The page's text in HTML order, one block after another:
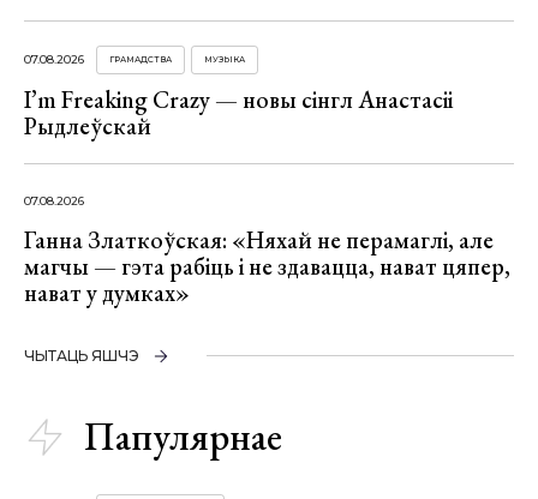
07.08.2026 ГРАМАДСТВА МУЗЫКА
I’m Freaking Crazy — новы сінгл Анастасіі
Рыдлеўскай
07.08.2026
Ганна Златкоўская: «Няхай не перамаглі, але
магчы — гэта рабіць і не здавацца, нават цяпер,
нават у думках»
ЧЫТАЦЬ ЯШЧЭ
Папулярнае